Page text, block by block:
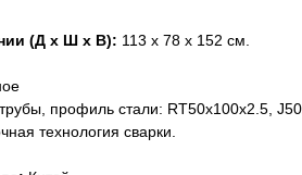
(Д х Ш х В): 113 х 78 х 152 см.
профиль стали: RT50x100x2.5,
технология сварки.